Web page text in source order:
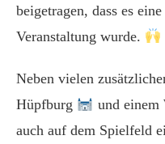
beigetragen, dass es
Veranstaltung wurde.
Neben vielen
Hüpfburg
und einem
auch auf dem Spielfeld